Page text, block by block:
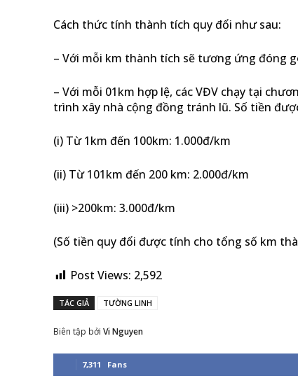
Cách thức tính thành tích quy đổi như sau:
– Với mỗi km thành tích sẽ tương ứng đóng
– Với mỗi 01km hợp lệ, các VĐV chạy tại
trình xây nhà cộng đồng tránh lũ. Số tiền
(i) Từ 1km đến 100km: 1.000đ/km
(ii) Từ 101km đến 200 km: 2.000đ/km
(iii) >200km: 3.000đ/km
(Số tiền quy đổi được tính cho tổng số km
Post Views: 2,592
TÁC GIẢ TƯỜNG LINH
Biên tập bởi Vi Nguyen
7,311 Fans